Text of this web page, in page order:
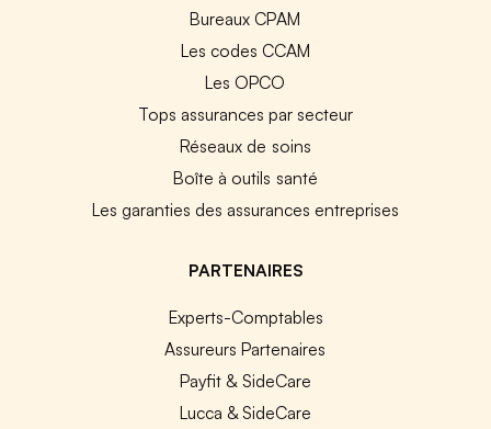
Bureaux CPAM
Les codes CCAM
Les OPCO
Tops assurances par secteur
Réseaux de soins
Boîte à outils santé
Les garanties des assurances entreprises
PARTENAIRES
Experts-Comptables
Assureurs Partenaires
Payfit & SideCare
Lucca & SideCare